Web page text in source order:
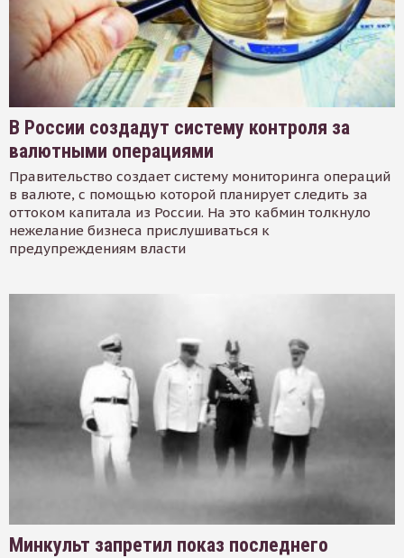
В России создадут систему контроля за
валютными операциями
Правительство создает систему мониторинга операций
в валюте, с помощью которой планирует следить за
оттоком капитала из России. На это кабмин толкнуло
нежелание бизнеса прислушиваться к
предупреждениям власти
Минкульт запретил показ последнего